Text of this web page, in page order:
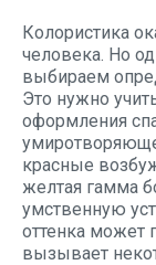
Колористика
человека. Но
выбираем
Это нужно
оформления
красные
желтая гамма
умственную
оттенка может
вызывает